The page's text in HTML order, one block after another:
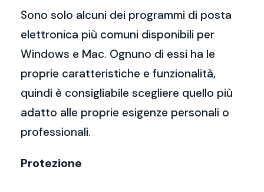
Sono solo alcuni dei programmi di posta
elettronica più comuni disponibili per
Windows e Mac. Ognuno di essi ha le
proprie caratteristiche e funzionalità,
quindi è consigliabile scegliere quello più
adatto alle proprie esigenze personali o
professionali.
Protezione